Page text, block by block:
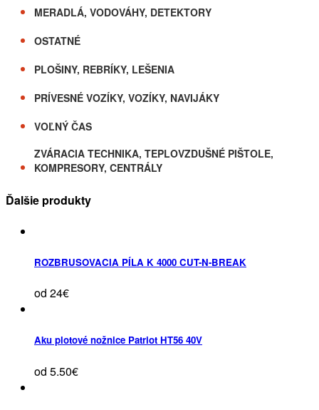
MERADLÁ, VODOVÁHY, DETEKTORY
OSTATNÉ
PLOŠINY, REBRÍKY, LEŠENIA
PRÍVESNÉ VOZÍKY, VOZÍKY, NAVIJÁKY
VOĽNÝ ČAS
ZVÁRACIA TECHNIKA, TEPLOVZDUŠNÉ PIŠTOLE,
KOMPRESORY, CENTRÁLY
Ďalšie produkty
ROZBRUSOVACIA PÍLA K 4000 CUT-N-BREAK
od 24€
Aku plotové nožnice Patriot HT56 40V
od 5.50€